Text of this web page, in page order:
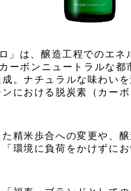
」は、醸造工程でのエ
ーボンニュートラルな都
。ナチュラルな味わい
における脱炭素（カー
精米歩合への変更や、
環境に負荷をかけずに